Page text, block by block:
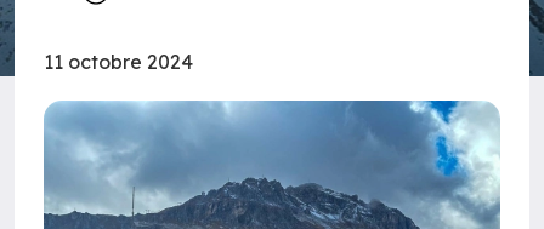
11 octobre 2024